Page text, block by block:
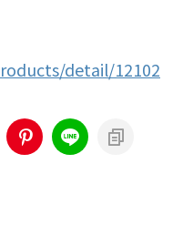
detail/12102